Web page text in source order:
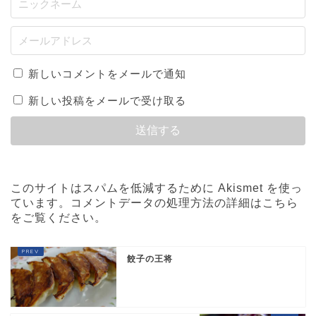
新しいコメントをメールで通知
新しい投稿をメールで受け取る
このサイトはスパムを低減するために Akismet を使っ
ています。
コメントデータの処理方法の詳細はこちら
をご覧ください 。
餃子の王将